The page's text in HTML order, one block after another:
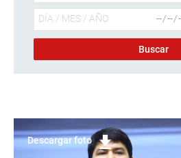
Descargar foto